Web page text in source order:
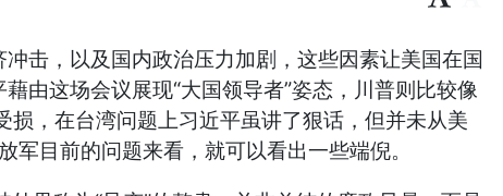
击，以及国内政治压力加剧，这些因素让美国在国
由这场会议展现“大国领导者”姿态，川普则比较像
，在台湾问题上习近平虽讲了狠话，但并未从美
目前的问题来看，就可以看出一些端倪。